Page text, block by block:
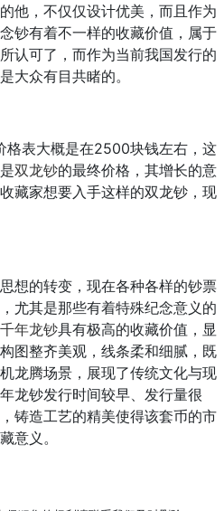
他，不仅仅设计优美，而且作为
钞有着不一样的收藏价值，属于
认可了，而作为当前我国发行的
大众有目共睹的。
表大概是在2500块钱左右，这
双龙钞的最终价格，其增长的意
藏家想要入手这样的双龙钞，现
的转变，现在各种各样的钞票
尤其是那些有着特殊纪念意义的
千年龙钞具有极高的收藏价值，显
图整齐美观，线条柔和细腻，既
龙腾场景，展现了传统文化与现
龙钞发行时间较早、发行量很
铸造工艺的精美使得该套币的市
意义。